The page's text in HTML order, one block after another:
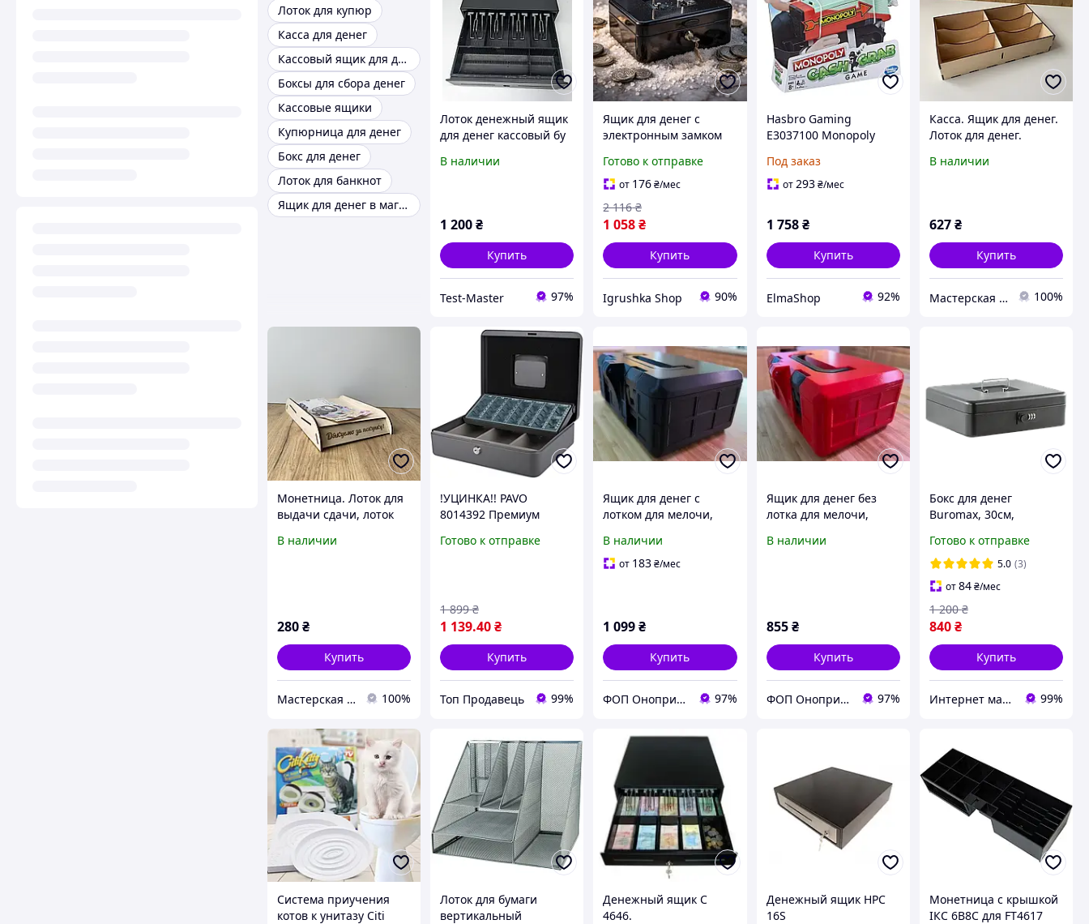
Лоток для купюр
Касса для денег
Кассовый ящик для денег
Боксы для сбора денег
Кассовые ящики
Купюрница для денег
Бокс для денег
Лоток для банкнот
Ящик для денег в магазин
Лоток денежный ящик
для денег кассовый бу
В наличии
1 200₴
Купить
Test-Master 97%
Ящик для денег с
электронным замком
Интерактивная
копилка для денег,
Лоток для денег, RYH
Готово к отправке
от 176₴/мес
1 058₴
2 116 ₴
Купить
Igrushka Shop 90%
Hasbro Gaming
E3037100 Monopoly
гра з лотком для
грошей, багатоколірна
Под заказ
от293 ₴/мес
1 758 ₴
Купить
ElmaShop 92%
Касса. Ящик для денег.
Лоток для денег.
ячеек
В наличии
627₴
Купить
Мастерская "Dekorizdereva" 100%
Монетница. Лоток для
выдачи сдачи, лоток
В наличии
280₴
Купить
Мастерская "Dekorizdereva" 100%
!УЦИНКА!! PAVO
8014392 Премиум
евромонет, счетчик
Готово к отправке
1 139.40₴
1 899 ₴
Купить
Топ Продавець 99%
Ящик для денег с
лотком для мелочи,
петлями и защелками,
устойчивыми к взлому
В наличии
от 183₴/мес
1 099₴
Купить
ФОП Оноприенко М.П. 97%
Ящик для денег без
лотка для мелочи,
петлями и защелками,
В наличии
855 ₴
Купить
ФОП Оноприенко М.П. 97%
Бокс для денег
Buromax, 30см,
BM.0402) Кэш-бокс
Готово к отправке
5.0 (3)
от84₴/мес
840₴
1 200 ₴
Купить
Интернет магазин ТерЛайн 99%
Система приучения
котов к унитазу Citi
Лоток для бумаги
вертикальный
Денежный ящик С
4646.
Денежный ящик HPC
16S
Монетница с крышкой
ІКС 6B8C для FT4617